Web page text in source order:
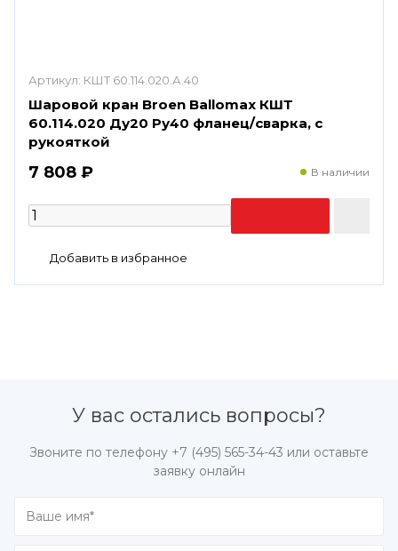
Артикул: КШТ 60.114.020.А.40
Шаровой кран Broen Ballomax КШТ
60.114.020 Ду20 Ру40 фланец/сварка, с
рукояткой
7 808 ₽ В наличии
У вас остались вопросы?
Звоните по телефону +7 (495) 565-34-43 или оставьте
заявку онлайн